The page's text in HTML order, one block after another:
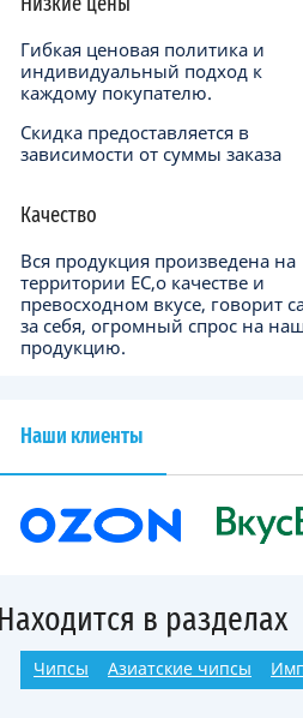
Низкие цены
Гибкая ценовая политика и
индивидуальный подход к
каждому покупателю.
Скидка предоставляется в
зависимости от суммы заказа
Качество
Вся продукция произведена на
территории ЕC,о качестве и
превосходном вкусе, говорит
за себя, огромный спрос на
продукцию.
Наши клиенты
Находится в разделах
Чипсы Азиатские чипсы